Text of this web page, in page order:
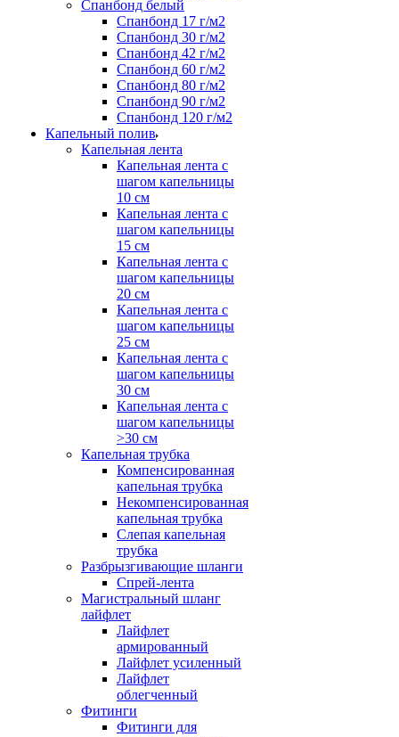
Спанбонд белый
Спанбонд 17 г/м2
Спанбонд 30 г/м2
Спанбонд 42 г/м2
Спанбонд 60 г/м2
Спанбонд 80 г/м2
Спанбонд 90 г/м2
Спанбонд 120 г/м2
Капельный полив
Капельная лента
Капельная лента с
шагом капельницы
10 см
Капельная лента с
шагом капельницы
15 см
Капельная лента с
шагом капельницы
20 см
Капельная лента с
шагом капельницы
25 см
Капельная лента с
шагом капельницы
30 см
Капельная лента с
шагом капельницы
>30 см
Капельная трубка
Компенсированная
капельная трубка
Некомпенсированная
капельная трубка
Слепая капельная
трубка
Разбрызгивающие шланги
Спрей-лента
Магистральный шланг
лайфлет
Лайфлет
армированный
Лайфлет усиленный
Лайфлет
облегченный
Фитинги
Фитинги для